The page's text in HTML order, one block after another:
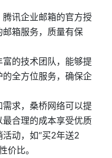
讯企业邮箱的官方授
箱服务，质量有保
的技术团队，能够提
全方位服务，确保企
求，桑桥网络可以提
合理的成本享受优质
动，如“买2年送2
价比。